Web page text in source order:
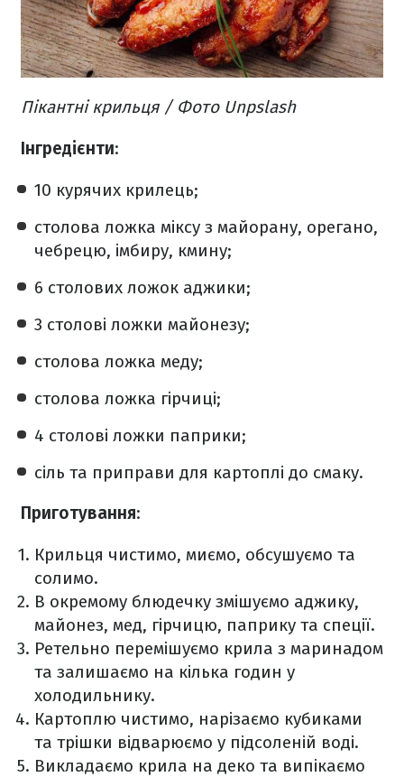
Пікантні крильця / Фото Unpslash
Інгредієнти:
10 курячих крилець;
столова ложка міксу з майорану, орегано,
чебрецю, імбиру, кмину;
6 столових ложок аджики;
3 столові ложки майонезу;
столова ложка меду;
столова ложка гірчиці;
4 столові ложки паприки;
сіль та приправи для картоплі до смаку.
Приготування:
Крильця чистимо, миємо, обсушуємо та
солимо.
В окремому блюдечку змішуємо аджику,
майонез, мед, гірчицю, паприку та спеції.
Ретельно перемішуємо крила з маринадом
та залишаємо на кілька годин у
холодильнику.
Картоплю чистимо, нарізаємо кубиками
та трішки відварюємо у підсоленій воді.
Викладаємо крила на деко та випікаємо